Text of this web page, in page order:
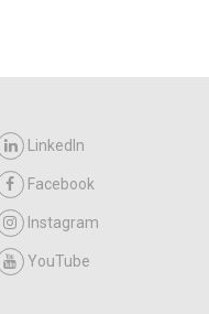
LinkedIn
Facebook
Instagram
YouTube